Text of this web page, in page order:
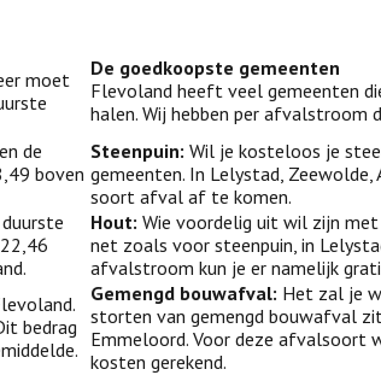
moet
De goedkoopste gemeenten
Flevoland heeft veel gemeenten
halen. Wij hebben per afvalstroom
de
boven
Steenpuin: Wil je kosteloos je
gemeenten. In Lelystad,
soort afval af te komen.
Hout: Wie voordelig uit wil zijn
net zoals voor steenpuin, in
afvalstroom kun je er namelijk
bedrag
Gemengd bouwafval: Het zal je
storten van gemengd bouwafval
Emmeloord. Voor deze afvalsoort
kosten gerekend.